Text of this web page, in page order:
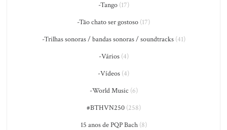
-Tango(17)
-Tão chato ser gostoso (17)
-Trilhas sonoras / bandas sonoras / soundtracks(41)
-Vários(4)
-Vídeos (4)
-World Music (6)
#BTHVN250(258)
15 anos de PQP Bach(8)